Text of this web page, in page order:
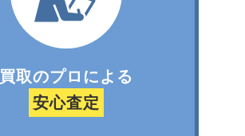
買取のプロによる
安心査定